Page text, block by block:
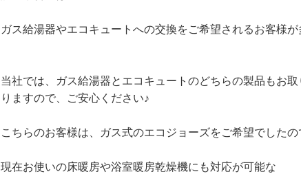
ガス給湯器やエコキュートへの交換をご希望されるお客様が
当社では、ガス給湯器とエコキュートのどちらの製品もお取
りますので、ご安心ください♪
こちらのお客様は、ガス式のエコジョーズをご希望でしたの
現在お使いの床暖房や浴室暖房乾燥機にも対応が可能な